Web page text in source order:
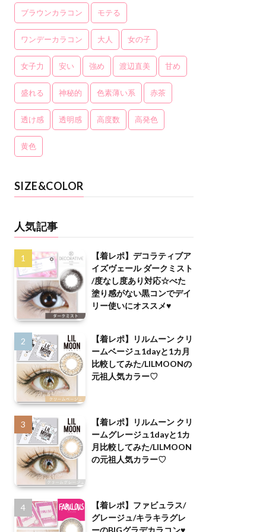
ブラウンカラコン モテる
ワンデーカラコン 大人 女の子
女子力 安い 強め 渡辺直美 甘め
盛れる 神秘的 色素薄い系 赤茶
透け感 透明感 高度数 高発色
黄色
SIZE&COLOR
人気記事
【着レポ】デコラティブア
イズヴェール ダークミスト
/度なし度あり対応☆べた
塗り感がない黒コンでデイ
リー使いにオススメ♥
【着レポ】リルムーン クリ
ームベージュ1dayと1カ月
比較してみた/LILMOONの
元祖人気カラー♡
【着レポ】リルムーン クリ
ームグレージュ1dayと1カ
月比較してみた/LILMOON
の元祖人気カラー♡
【着レポ】ファビュラス/
グレージュ/キラキラグレ